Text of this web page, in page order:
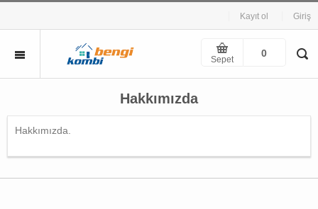
Kayıt ol Giriş
Sepet
0
Hakkımızda
Hakkımızda.